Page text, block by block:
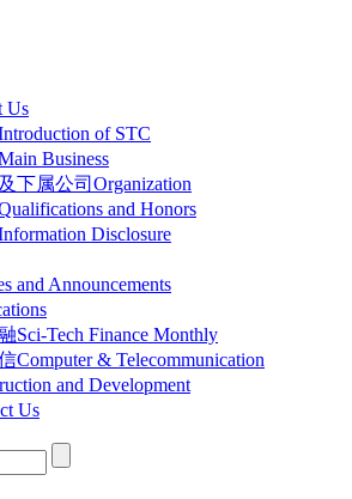
Us
of STC
Business
下属公司 Organization
and Honors
Disclosure
and Announcements
Sci-Tech Finance Monthly
Computer & Telecommunication
and Development
Us